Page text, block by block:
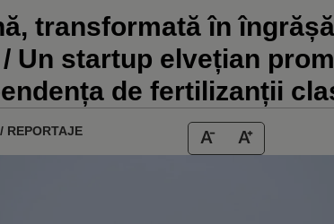
transformată în
Un startup elvețian
de fertilizanții
REPORTAJE